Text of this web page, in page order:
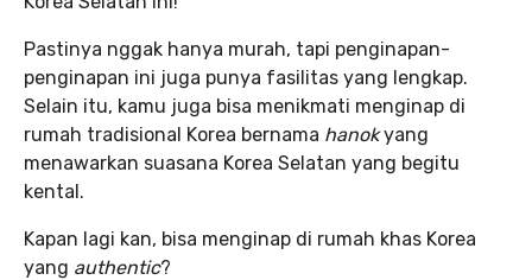
Pastinya nggak hanya murah, tapi penginapan-
penginapan ini juga punya fasilitas yang lengkap.
Selain itu, kamu juga bisa menikmati menginap di
rumah tradisional Korea bernama hanokyang
menawarkan suasana Korea Selatan yang begitu
kental.
Kapan lagi kan, bisa menginap di rumah khas Korea
yang authentic?